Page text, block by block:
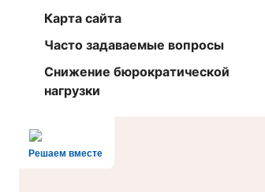
Карта сайта
Часто задаваемые вопросы
Снижение бюрократической
нагрузки
Решаем вместе